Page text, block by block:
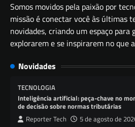
Somos movidos pela paixão por
missão é conectar você às últimas
novidades, criando um espaço para
explorarem e se inspirarem no que
Novidades
TECNOLOGIA
Inteligência artificial: peça-chave no
de decisão sobre normas tributárias
Reporter Tech 5 de agosto de